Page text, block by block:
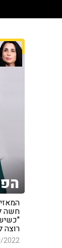
חשה
רוצה
2022